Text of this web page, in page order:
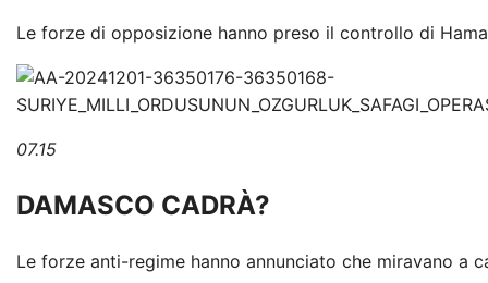
Le forze di opposizione hanno preso il controllo di
07.15
DAMASCO CADRÀ?
Le forze anti-regime hanno annunciato che miravano a